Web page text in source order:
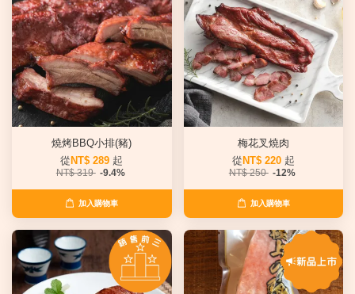
燒烤BBQ小排(豬)
從 NT$ 289 起
NT$ 319 -9.4%
加入購物車
梅花叉燒肉
從 NT$ 220 起
NT$ 250 -12%
加入購物車